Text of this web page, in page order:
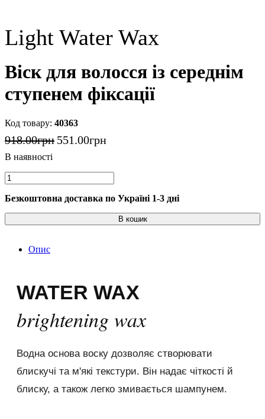
Light Water Wax
Віск для волосся із середнім
ступенем фіксації
40363
918.00грн 551.00грн
Безкоштовна доставка по Україні 1-3 дні
В кошик
Опис
WATER WAX
brightening wax
Водна основа воску дозволяє створювати
блискучі та м'які текстури. Він надає чіткості й
блиску, а також легко змивається шампунем.